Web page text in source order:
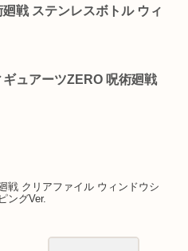
廻戦 ステンレスボトル ウィ
ギュアーツZERO 呪術廻戦
戦 クリアファイル ウィンドウシ
ングVer.